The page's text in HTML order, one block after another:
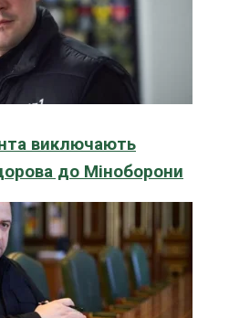
виключають
до Міноборони